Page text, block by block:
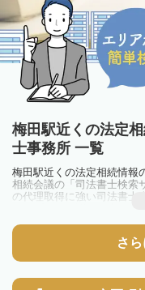
梅田駅近くの法定
士事務所 一覧
梅田駅近くの法定相続情報
相続会議の「司法書士検索
の代理取得に強い司法書士
トラブルやお悩みを抱えて
さ